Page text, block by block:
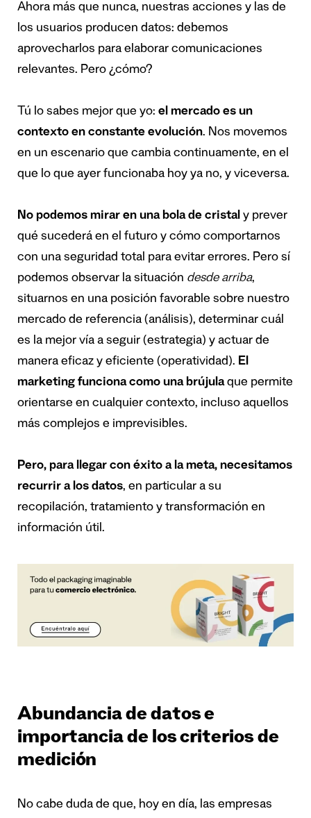
Ahora más que nunca, nuestras acciones y las de
los usuarios producen datos: debemos
aprovecharlos para elaborar comunicaciones
relevantes. Pero ¿cómo?
Tú lo sabes mejor que yo: el mercado es un
contexto en constante evolución. Nos movemos
en un escenario que cambia continuamente, en el
que lo que ayer funcionaba hoy ya no, y viceversa.
No podemos mirar en una bola de cristal y prever
qué sucederá en el futuro y cómo comportarnos
con una seguridad total para evitar errores. Pero sí
podemos observar la situación desde arriba,
situarnos en una posición favorable sobre nuestro
mercado de referencia (análisis), determinar cuál
es la mejor vía a seguir (estrategia) y actuar de
manera eficaz y eficiente (operatividad). El
marketing funciona como una brújulaque permite
orientarse en cualquier contexto, incluso aquellos
más complejos e imprevisibles.
Pero, para llegar con éxito a la meta, necesitamos
recurrir a los datos, en particular a su
recopilación, tratamiento y transformación en
información útil.
Abundancia de datos e
importancia de los criterios de
medición
No cabe duda de que, hoy en día, las empresas